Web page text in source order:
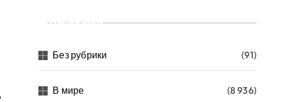
Рубрики
Без рубрики (91)
В мире (8 936)